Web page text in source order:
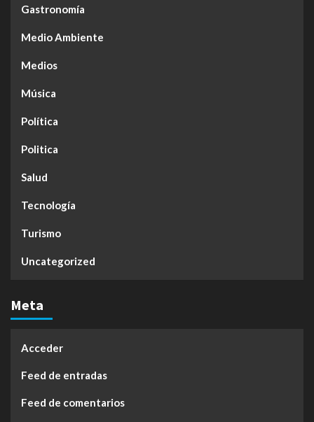
Gastronomía
Medio Ambiente
Medios
Música
Política
Politica
Salud
Tecnología
Turismo
Uncategorized
Meta
Acceder
Feed de entradas
Feed de comentarios